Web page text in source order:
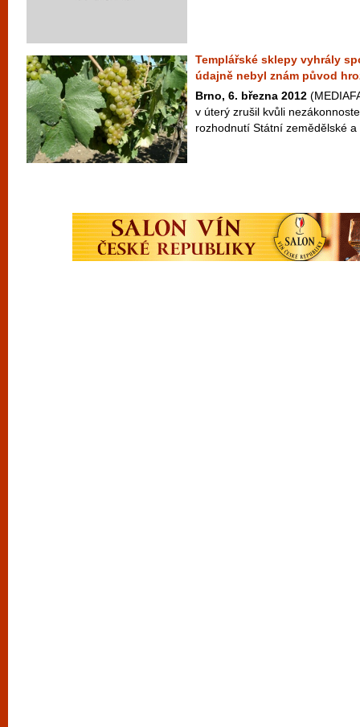
Templářské sklepy vyhrály
údajně nebyl znám původ
Brno, 6. března 2012
v úterý zrušil kvůli
rozhodnutí Státní zemědělské